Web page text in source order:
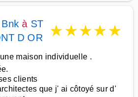
à ST
D OR
★★★★★
maison individuelle .
clients
que j' ai côtoyé sur d'